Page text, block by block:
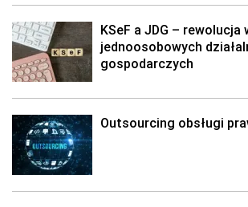
KSeF a JDG –
jednoosobowych
gospodarczych
Outsourcing obsługi